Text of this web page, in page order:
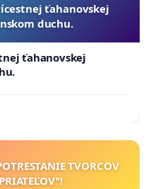
ťahanovskej
duchu.
ťahanovskej
TVORCOV